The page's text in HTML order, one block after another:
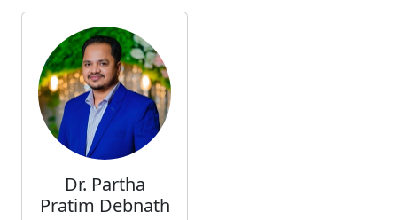
Dr. Partha
Pratim Debnath